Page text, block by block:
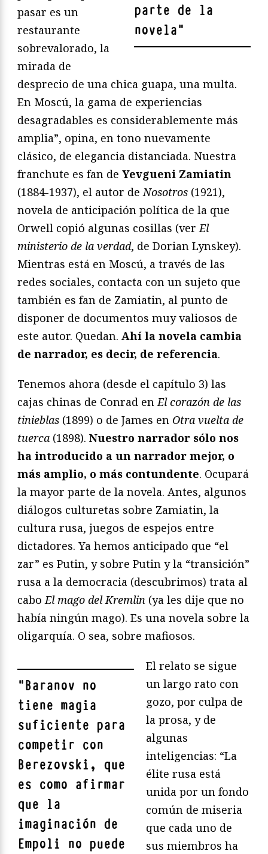
parte de la
novela"
pasar es un
restaurante
sobrevalorado, la
mirada de
desprecio de una chica guapa, una multa.
En Moscú, la gama de experiencias
desagradables es considerablemente más
amplia”, opina, en tono nuevamente
clásico, de elegancia distanciada. Nuestra
franchute es fan de Yevgueni Zamiatin
(1884-1937), el autor deNosotros (1921),
novela de anticipación política de la que
Orwell copió algunas cosillas (verEl
ministerio de la verdad, de Dorian Lynskey).
Mientras está en Moscú, a través de las
redes sociales, contacta con un sujeto que
también es fan de Zamiatin, al punto de
disponer de documentos muy valiosos de
este autor. Quedan. Ahí la novela cambia
de narrador, es decir, de referencia.
Tenemos ahora (desde el capítulo 3) las
cajas chinas de Conrad enEl corazón de las
tinieblas (1899) o de James en Otra vuelta de
tuerca (1898). Nuestro narrador sólo nos
ha introducido a un narrador mejor, o
más amplio, o más contundente. Ocupará
la mayor parte de la novela. Antes, algunos
diálogos culturetas sobre Zamiatin, la
cultura rusa, juegos de espejos entre
dictadores. Ya hemos anticipado que “el
zar” es Putin, y sobre Putin y la “transición”
rusa a la democracia (descubrimos) trata al
caboEl mago del Kremlin (ya les dije que no
había ningún mago). Es una novela sobre la
oligarquía. O sea, sobre mafiosos.
"Baranov no
tiene magia
suficiente para
competir con
Berezovski, que
es como afirmar
que la
imaginación de
Empoli no puede
El relato se sigue
un largo rato con
gozo, por culpa de
la prosa, y de
algunas
inteligencias: “La
élite rusa está
unida por un fondo
común de miseria
que cada uno de
sus miembros ha